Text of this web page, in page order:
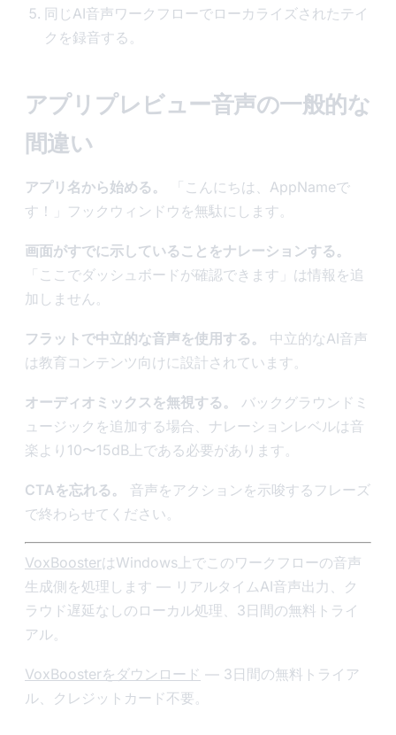
同じAI音声ワークフローでローカライズされたテイ
クを録音する。
アプリプレビュー音声の一般的な
間違い
アプリ名から始める。
「こんにちは、AppNameで
す！」フックウィンドウを無駄にします。
画面がすでに示していることをナレーションする。
「ここでダッシュボードが確認できます」は情報を追
加しません。
フラットで中立的な音声を使用する。
中立的なAI音声
は教育コンテンツ向けに設計されています。
オーディオミックスを無視する。
バックグラウンドミ
ュージックを追加する場合、ナレーションレベルは音
楽より10〜15dB上である必要があります。
CTAを忘れる。
音声をアクションを示唆するフレーズ
で終わらせてください。
VoxBoosterはWindows上でこのワークフローの音声
生成側を処理します — リアルタイムAI音声出力、ク
ラウド遅延なしのローカル処理、3日間の無料トライ
アル。
VoxBoosterをダウンロード — 3日間の無料トライア
ル、クレジットカード不要。